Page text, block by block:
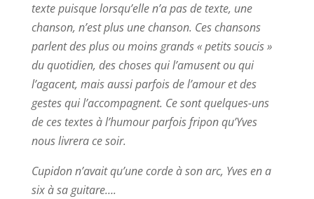
texte puisque lorsqu’elle n’a pas de texte, une
chanson, n’est plus une chanson. Ces chansons
parlent des plus ou moins grands « petits soucis »
du quotidien, des choses qui l’amusent ou qui
l’agacent, mais aussi parfois de l’amour et des
gestes qui l’accompagnent. Ce sont quelques-uns
de ces textes à l’humour parfois fripon qu’Yves
nous livrera ce soir.
Cupidon n’avait qu’une corde à son arc, Yves en a
six à sa guitare….